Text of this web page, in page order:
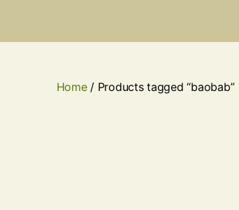
Home/ Products tagged “baobab”